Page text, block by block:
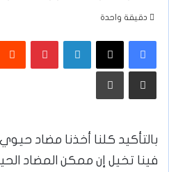
دقيقة واحدة
فيسبوك
‫X لينكدإن
مشاركة عبر البريد طباعة
بالتأكيد كلنا أخذنا مضاد
فينا تخيل إن ممكن المضاد